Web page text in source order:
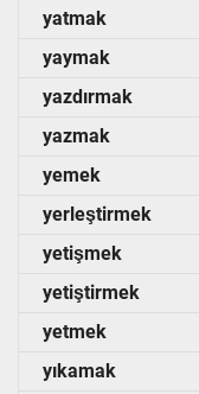
yatmak
yaymak
yazdırmak
yazmak
yemek
yerleştirmek
yetişmek
yetiştirmek
yetmek
yıkamak